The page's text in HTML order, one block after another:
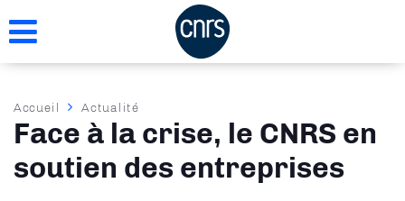
au
Fil
d'Ariane
Accueil Actualité
Face à la crise, le CNRS en
soutien des entreprises